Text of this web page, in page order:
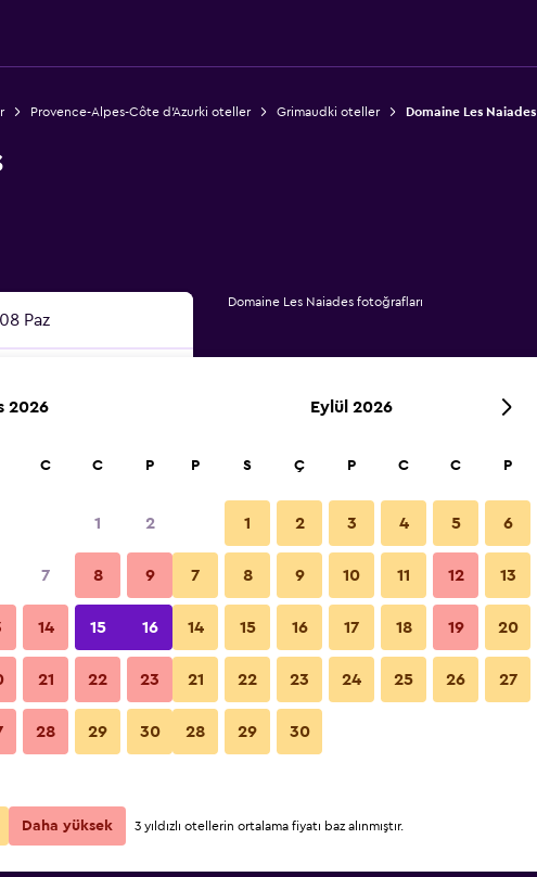
Provence-Alpes-Côte d'Azurki oteller Grimaudki oteller Domaine Les Naiades
Paz
Fiyatları Göster
Fiyatları Göster
Domaine Les Naiades fotoğrafları
2026
C C P
1 2
7 8 9
14 15 16
21 22 23
28 29 30
Eylül 2026
P S Ç P C C P
1 2 3 4 5 6
7 8 9 10 11 12 13
14 15 16 17 18 19 20
21 22 23 24 25 26 27
28 29 30
Daha yüksek 3 yıldızlı otellerin ortalama fiyatı baz alınmıştır.